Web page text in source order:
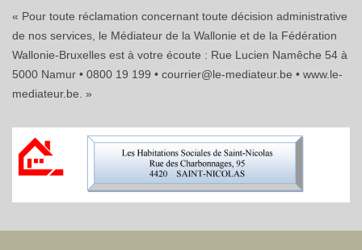
« Pour toute réclamation concernant toute décision administrative
de nos services, le Médiateur de la Wallonie et de la Fédération
Wallonie-Bruxelles est à votre écoute : Rue Lucien Namêche 54 à
5000 Namur • 0800 19 199 • courrier@le-mediateur.be • www.le-
mediateur.be. »